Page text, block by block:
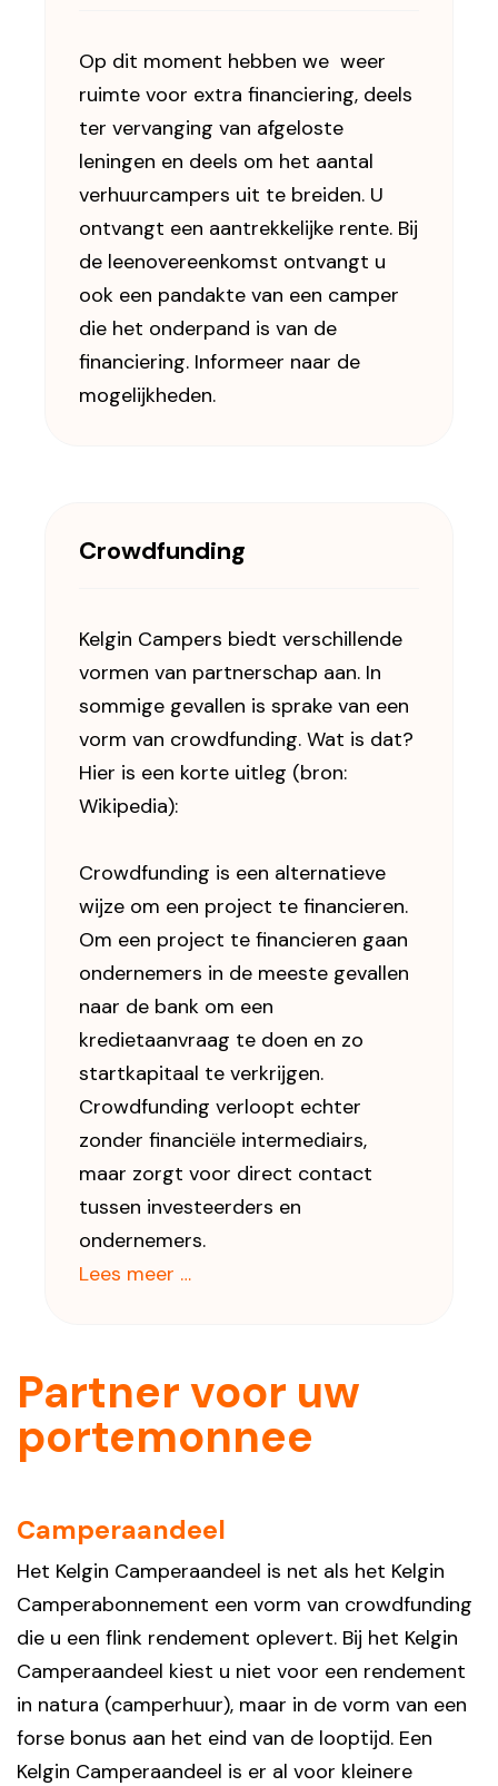
Op dit moment hebben we weer
ruimte voor extra financiering, deels
ter vervanging van afgeloste
leningen en deels om het aantal
verhuurcampers uit te breiden. U
ontvangt een aantrekkelijke rente. Bij
de leenovereenkomst ontvangt u
ook een pandakte van een camper
die het onderpand is van de
financiering. Informeer naar de
mogelijkheden.
Crowdfunding
Kelgin Campers biedt verschillende
vormen van partnerschap aan. In
sommige gevallen is sprake van een
vorm van crowdfunding. Wat is dat?
Hier is een korte uitleg (bron:
Wikipedia):
Crowdfunding is een alternatieve
wijze om een project te financieren.
Om een project te financieren gaan
ondernemers in de meeste gevallen
naar de bank om een
kredietaanvraag te doen en zo
startkapitaal te verkrijgen.
Crowdfunding verloopt echter
zonder financiële intermediairs,
maar zorgt voor direct contact
tussen investeerders en
ondernemers.
Lees meer …
Partner voor uw
portemonnee
Camperaandeel
Het Kelgin Camperaandeel is net als het Kelgin
Camperabonnement een vorm van crowdfunding
die u een flink rendement oplevert. Bij het Kelgin
Camperaandeel kiest u niet voor een rendement
in natura (camperhuur), maar in de vorm van een
forse bonus aan het eind van de looptijd. Een
Kelgin Camperaandeel is er al voor kleinere